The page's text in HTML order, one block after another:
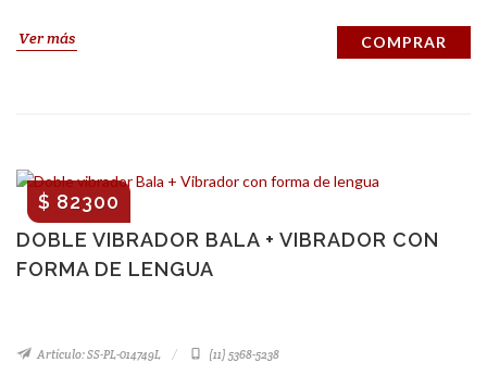
Ver más COMPRAR
DOBLE VIBRADOR BALA + VIBRADOR CON
FORMA DE LENGUA
$ 82300
Artículo: SS-PL-014749L (11) 5368-5238